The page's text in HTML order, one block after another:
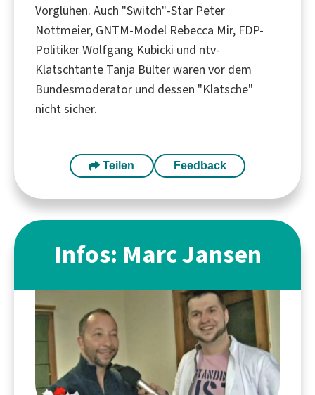
Vorglühen. Auch "Switch"-Star Peter
Nottmeier, GNTM-Model Rebecca Mir, FDP-
Politiker Wolfgang Kubicki und ntv-
Klatschtante Tanja Bülter waren vor dem
Bundesmoderator und dessen "Klatsche"
nicht sicher.
Teilen Feedback
Infos: Marc Jansen